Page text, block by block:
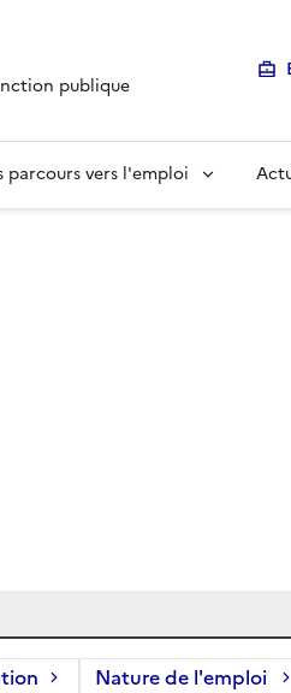
publique
parcours vers l'emploi
Nature de l'emploi